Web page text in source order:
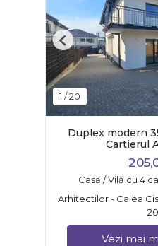
1 /20
Previous
Duplex modern
Cartierul
Casă / Vilă cu 4
Arhitectilor - Calea
Vezi mai